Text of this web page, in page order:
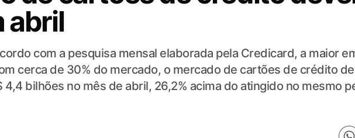
abril
com a pesquisa mensal elaborada pela Credicard, a maior
cerca de 30% do mercado, o mercado de cartões de crédito
4,4 bilhões no mês de abril, 26,2% acima do atingido no mesmo